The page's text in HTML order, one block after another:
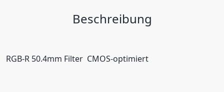
Beschreibung
RGB-R 50.4mm Filter  CMOS-optimiert